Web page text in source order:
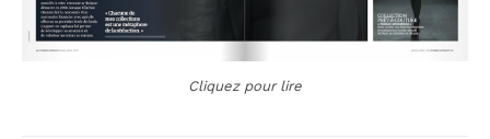
Cliquez pour lire